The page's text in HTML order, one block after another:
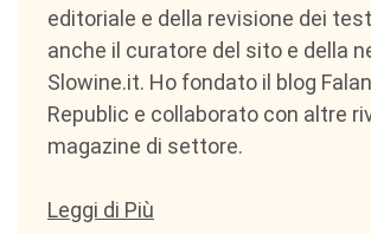
editoriale e della revisione dei
anche il curatore del sito e della
Slowine.it. Ho fondato il blog
Republic e collaborato con altre
magazine di settore.
Leggi di Più